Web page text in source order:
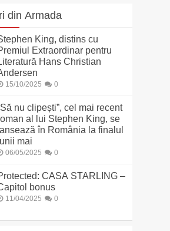
din Armada
King, distins cu
Extraordinar pentru
Hans Christian
15/10/2025 0
nu clipești”, cel mai recent
al lui Stephen King, se
lansează în România la finalul
lunii mai
06/05/2025 0
CASA STARLING –
bonus
11/04/2025 0